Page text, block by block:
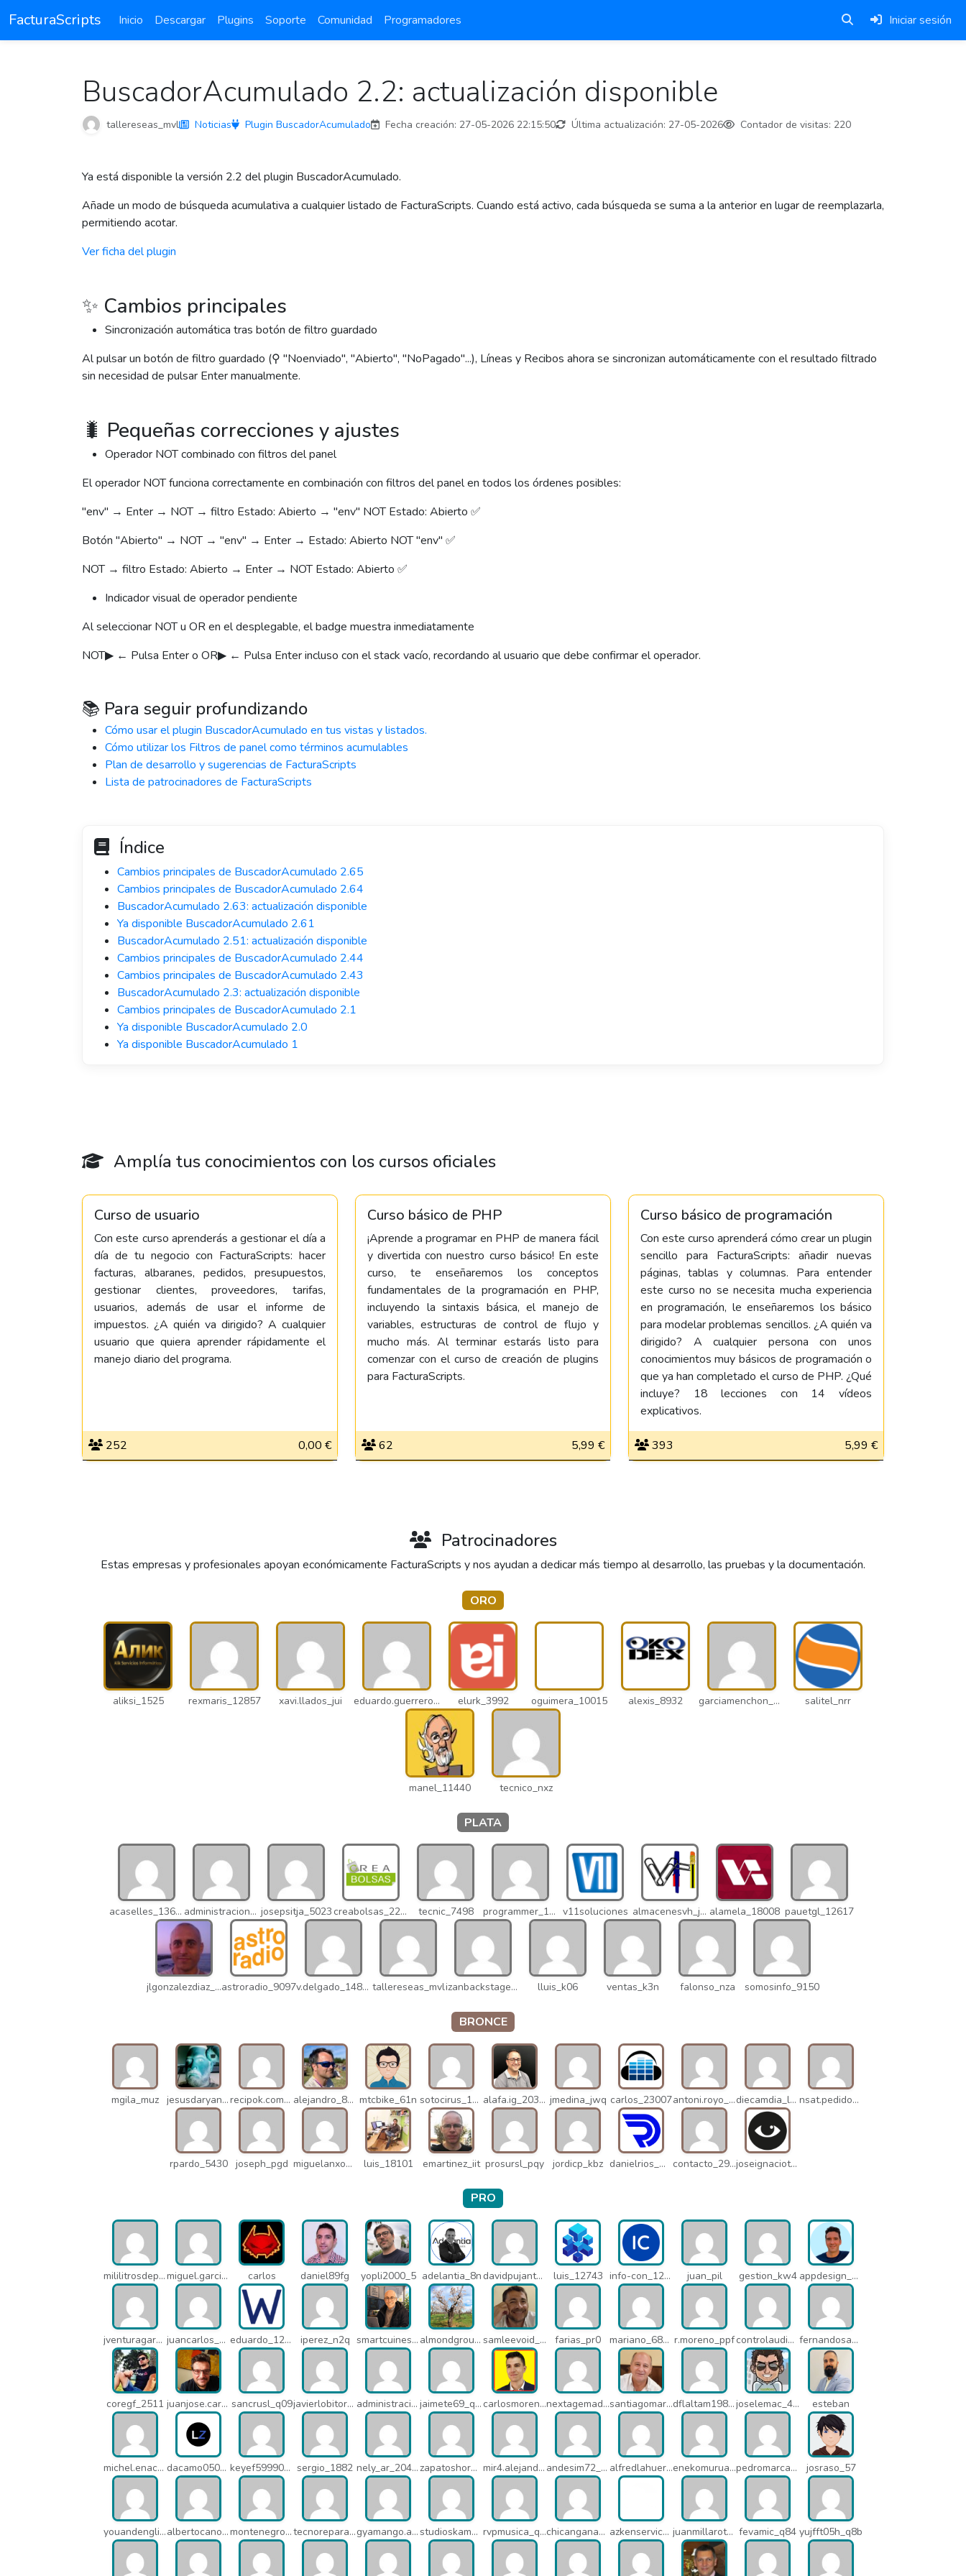
FacturaScripts Inicio Descargar Plugins Soporte Comunidad Programadores Iniciar sesión
BuscadorAcumulado 2.2: actualización disponible
tallereseas_mvl Noticias Plugin BuscadorAcumulado Fecha creación: 27-05-2026 22:15:50 Última actualización: 27-05-2026 Contador de visitas: 220
Ya está disponible la versión 2.2 del plugin BuscadorAcumulado.
Añade un modo de búsqueda acumulativa a cualquier listado de FacturaScripts. Cuando está activo, cada búsqueda se suma a la anterior en lugar de reemplazarla,
permitiendo acotar.
Ver ficha del plugin
✨ Cambios principales
Sincronización automática tras botón de filtro guardado
Al pulsar un botón de filtro guardado (⚲ "Noenviado", "Abierto", "NoPagado"...), Líneas y Recibos ahora se sincronizan automáticamente con el resultado filtrado
sin necesidad de pulsar Enter manualmente.
🐛 Pequeñas correcciones y ajustes
Operador NOT combinado con filtros del panel
El operador NOT funciona correctamente en combinación con filtros del panel en todos los órdenes posibles:
"env" → Enter → NOT → filtro Estado: Abierto → "env" NOT Estado: Abierto ✅
Botón "Abierto" → NOT → "env" → Enter → Estado: Abierto NOT "env" ✅
NOT → filtro Estado: Abierto → Enter → NOT Estado: Abierto ✅
Indicador visual de operador pendiente
Al seleccionar NOT u OR en el desplegable, el badge muestra inmediatamente
NOT▶ ← Pulsa Enter o OR▶ ← Pulsa Enter incluso con el stack vacío, recordando al usuario que debe confirmar el operador.
📚 Para seguir profundizando
Cómo usar el plugin BuscadorAcumulado en tus vistas y listados.
Cómo utilizar los Filtros de panel como términos acumulables
Plan de desarrollo y sugerencias de FacturaScripts
Lista de patrocinadores de FacturaScripts
Índice
Cambios principales de BuscadorAcumulado 2.65
Cambios principales de BuscadorAcumulado 2.64
BuscadorAcumulado 2.63: actualización disponible
Ya disponible BuscadorAcumulado 2.61
BuscadorAcumulado 2.51: actualización disponible
Cambios principales de BuscadorAcumulado 2.44
Cambios principales de BuscadorAcumulado 2.43
BuscadorAcumulado 2.3: actualización disponible
Cambios principales de BuscadorAcumulado 2.1
Ya disponible BuscadorAcumulado 2.0
Ya disponible BuscadorAcumulado 1
Amplía tus conocimientos con los cursos oficiales
Curso de usuario
Con este curso aprenderás a gestionar el día a
día de tu negocio con FacturaScripts: hacer
facturas, albaranes, pedidos, presupuestos,
gestionar clientes, proveedores, tarifas,
usuarios, además de usar el informe de
impuestos. ¿A quién va dirigido? A cualquier
usuario que quiera aprender rápidamente el
manejo diario del programa.
252 0,00 €
Curso básico de PHP
¡Aprende a programar en PHP de manera fácil
y divertida con nuestro curso básico! En este
curso, te enseñaremos los conceptos
fundamentales de la programación en PHP,
incluyendo la sintaxis básica, el manejo de
variables, estructuras de control de flujo y
mucho más. Al terminar estarás listo para
comenzar con el curso de creación de plugins
para FacturaScripts.
62 5,99 €
Curso básico de programación
Con este curso aprenderá cómo crear un plugin
sencillo para FacturaScripts: añadir nuevas
páginas, tablas y columnas. Para entender
este curso no se necesita mucha experiencia
en programación, le enseñaremos los básico
para modelar problemas sencillos. ¿A quién va
dirigido? A cualquier persona con unos
conocimientos muy básicos de programación o
que ya han completado el curso de PHP. ¿Qué
incluye? 18 lecciones con 14 vídeos
explicativos.
393 5,99 €
Patrocinadores
Estas empresas y profesionales apoyan económicamente FacturaScripts y nos ayudan a dedicar más tiempo al desarrollo, las pruebas y la documentación.
ORO
aliksi_1525 rexmaris_12857 xavi.llados_jui eduardo.guerrero_pto elurk_3992 oguimera_10015 alexis_8932 garciamenchon_puz salitel_nrr
manel_11440 tecnico_nxz
PLATA
acaselles_13670 administracion_nhd josepsitja_5023 creabolsas_22110 tecnic_7498 programmer_12837 v11soluciones almacenesvh_jo2 alamela_18008 pauetgl_12617
jlgonzalezdiaz_12316astroradio_9097 v.delgado_14821 tallereseas_mvl izanbackstage_14556 lluis_k06 ventas_k3n falonso_nza somosinfo_9150
BRONCE
mgila_muz jesusdaryanani_mko recipok.com_n5u alejandro_8931 mtcbike_61n sotocirus_11872 alafa.ig_20338 jmedina_jwq carlos_23007 antoni.royo_10023 diecamdia_l27 nsat.pedidos_1235
rpardo_5430 joseph_pgd miguelanxogomez_21982 luis_18101 emartinez_iit prosursl_pqy jordicp_kbz danielrios_mqb contacto_2906 joseignaciot_q66
PRO
mililitrosdeperfume_lao miguel.garcia_l25 carlos daniel89fg yopli2000_5 adelantia_8n davidpujantelopez_mrf luis_12743 info-con_12812 juan_pil gestion_kw4 appdesign_pbe
jventuragarcia_13040 juancarlos_ptr eduardo_12367 iperez_n2q smartcuines_1378 almondgroup1984_pjc samleevoid_n58 farias_pr0 mariano_6807 r.moreno_ppf controlaudiovisual_1875 fernandosanche_q11
coregf_2511 juanjose.carmona_182 sancrusl_q09 javierlobitort_pz2 administracion_q24 jaimete69_q26 carlosmorenogil_16533 nextagemadrid_lpj santiagomartindejesus_ncs dflaltam1980_os1 joselemac_4098 esteban
michel.enacsl_o1y dacamo0502_q4e keyef59990_q4h sergio_1882 nely_ar_20403 zapatoshormacuatro_q5b mir4.alejandrov_q5i andesim72_pa3 alfredlahuerta_oh6 enekomurua1_q65 pedromarcabe_q5o josraso_57
youandenglish_q64 albertocano_q5l montenegroasesores1975_q7b tecnoreparacionesmedellin_q7c gyamango.admin_q7d studioskamaleon_owz rvpmusica_q7i chicangana01x_q7o azkenservices_mdx juanmillarot_17714 fevamic_q84 yujfft05h_q8b